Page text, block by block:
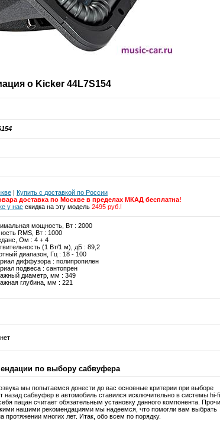
о Kicker 44L7S154
Купить c доставкой по России
доставка по Москве в пределах МКАД бесплатна!
у нас скидка на эту модель 2495 руб.!
мощность, Вт : 2000
RMS, Вт : 1000
Ом : 4 + 4
(1 Вт/1 м), дБ : 89,2
диапазон, Гц : 18 - 100
диффузора : полипропилен
подвеса : сантопрен
диаметр, мм : 349
глубина, мм : 221
по выбору сабвуфера
мы попытаемся донести до вас основные критерии при выборе
сабвуфер в автомобиль ставился исключительно в системы hi-fi
пацан считает обязательным установку данного компонента.
нашими рекомендациями мы надеемся, что помогли вам выбрать
многих лет. Итак, обо всем по порядку.